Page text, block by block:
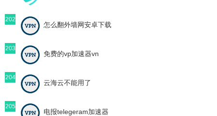
202
怎么翻外墙网安卓下载
203
免费的vp加速器vn
204
云海云不能用了
205
电报telegeram加速器